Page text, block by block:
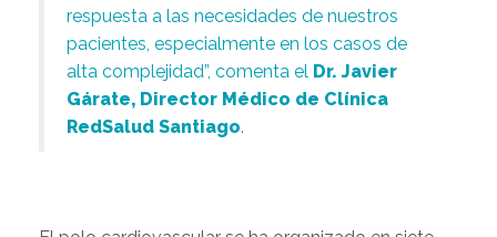
respuesta a las necesidades de nuestros
pacientes, especialmente en los casos de
alta complejidad”, comenta el Dr. Javier
Gárate, Director Médico de Clínica
RedSalud Santiago.